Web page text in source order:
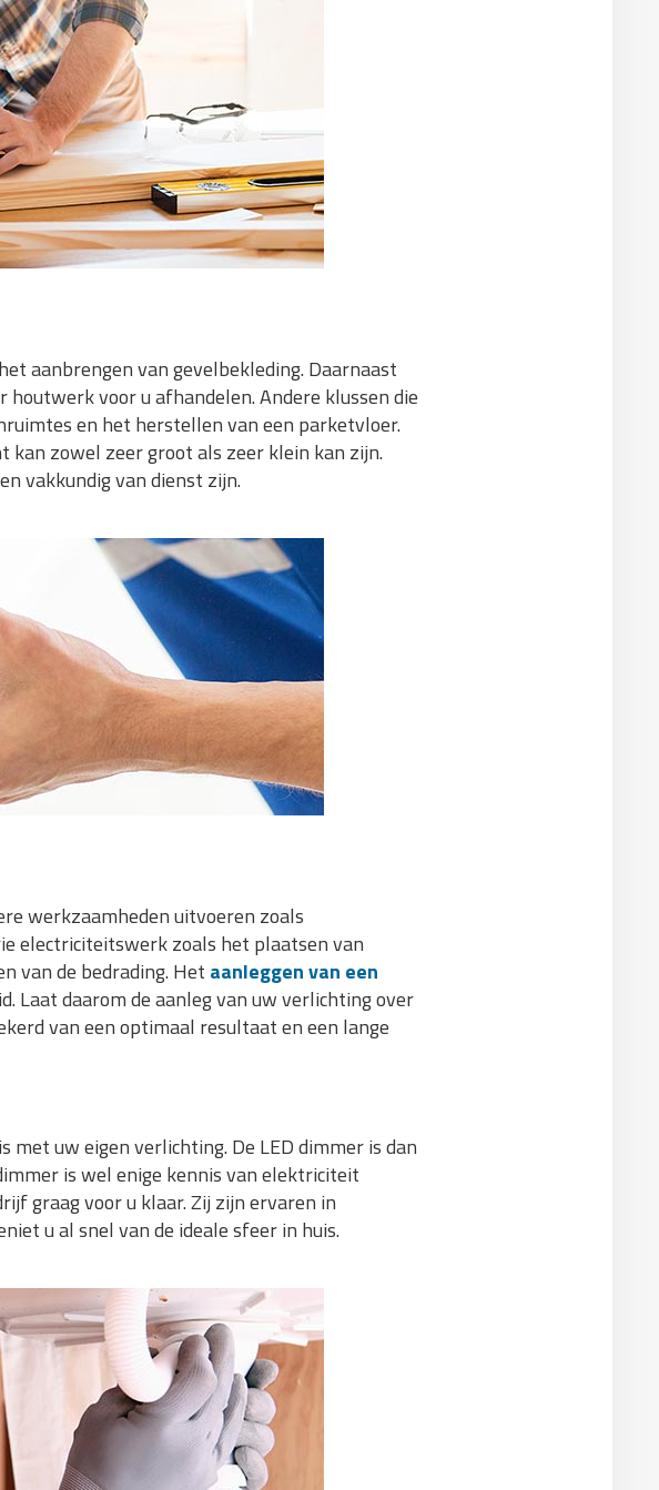
aanbrengen van gevelbekleding. Daarnaast
voor u afhandelen. Andere klussen die
en het herstellen van een parketvloer.
kan zowel zeer groot als zeer klein kan zijn.
vakkundig van dienst zijn.
werkzaamheden uitvoeren zoals
electriciteitswerk zoals het plaatsen van
van de bedrading. Het aanleggen van een
Laat daarom de aanleg van uw verlichting over
van een optimaal resultaat en een lange
uw eigen verlichting. De LED dimmer is dan
is wel enige kennis van elektriciteit
graag voor u klaar. Zij zijn ervaren in
u al snel van de ideale sfeer in huis.